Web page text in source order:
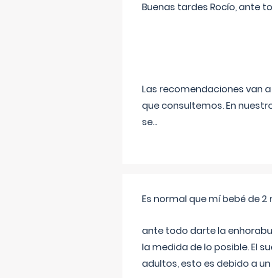
Buenas tardes Rocío, ante
Las recomendaciones van
que consultemos. En
se...
Es normal que mí bebé de
ante todo darte la
la medida de lo posible. El
adultos, esto es debido a